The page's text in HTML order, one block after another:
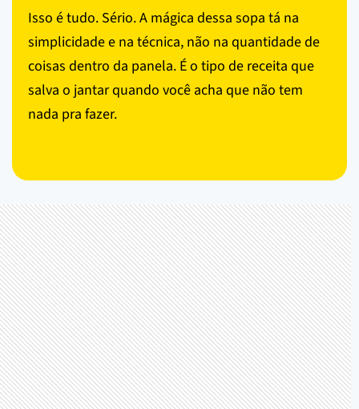
Isso é tudo. Sério. A mágica dessa sopa tá na
simplicidade e na técnica, não na quantidade de
coisas dentro da panela. É o tipo de receita que
salva o jantar quando você acha que não tem
nada pra fazer.